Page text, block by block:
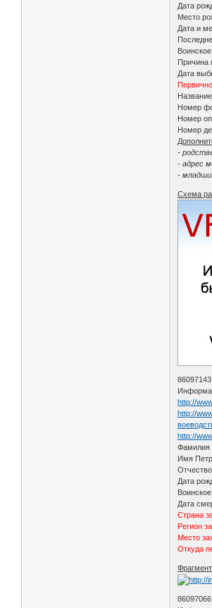
Дата
Место
Дата и
Причина
Дата
Номер
Номер
Номер
-
- адрес
-
Схема
86097143
http://
http://
http://
Фамилия
Имя Петр
Дата
Дата
Страна
Регион
Место
Откуда
86097066